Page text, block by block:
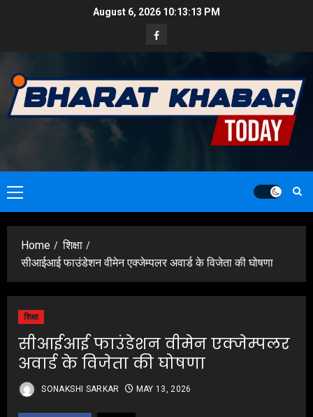
August 6, 2026 10:13:14 PM
Facebook
Primary
Menu
Home
शिक्षा
सीआईआई फाउंडेशन वीमेन एक्जेम्पलर अवार्ड के विजेता की घोषणा
शिक्षा
सीआईआई फाउंडेशन वीमेन एक्जेम्पलर
अवार्ड के विजेता की घोषणा
SONAKSHI SARKAR MAY 13, 2026